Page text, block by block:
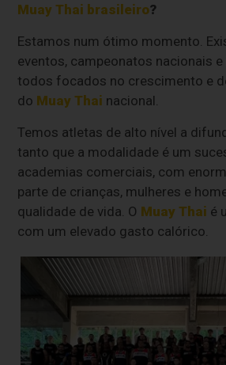
Muay Thai brasileiro?
Estamos num ótimo momento.
eventos, campeonatos nacionais
todos focados no crescimento e
do Muay Thai nacional.
Temos atletas de alto nível a
tanto que a modalidade é um
academias comerciais, com
parte de crianças, mulheres e
qualidade de vida. O Muay Thai é
com um elevado gasto calórico.